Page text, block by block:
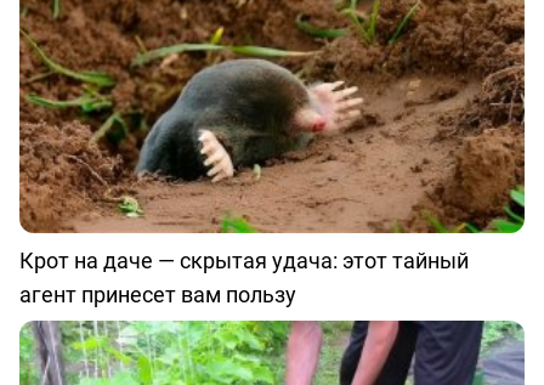
Крот на даче — скрытая удача: этот тайный
агент принесет вам пользу